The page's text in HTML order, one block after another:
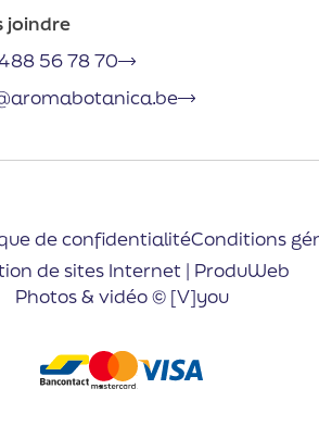
joindre
56 78 70
de confidentialitéConditions
de sites Internet | ProduWeb
Photos & vidéo © [V]you